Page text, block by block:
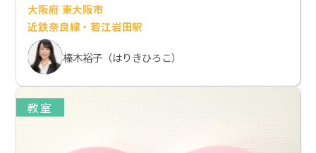
大阪府 東大阪市
近鉄奈良線・若江岩田駅
榛木裕子（はりきひろこ）
教室